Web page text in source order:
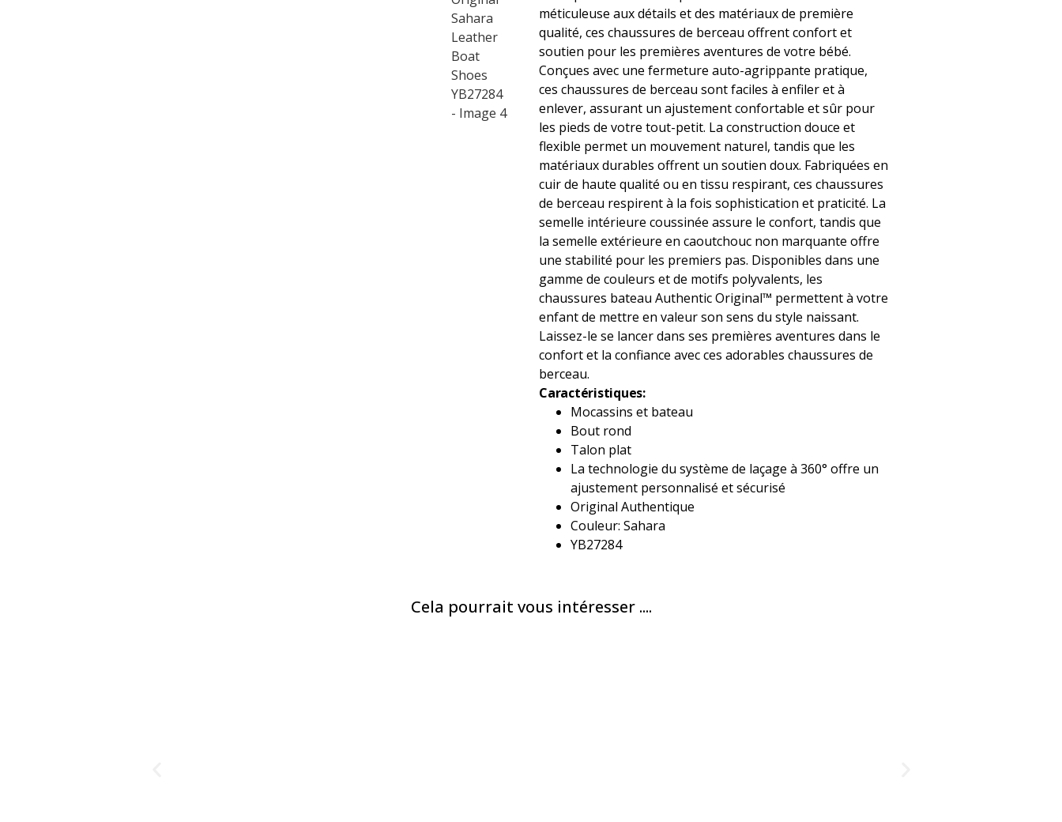
méticuleuse aux détails et des matériaux de première
qualité, ces chaussures de berceau offrent confort et
soutien pour les premières aventures de votre bébé.
Conçues avec une fermeture auto-agrippante pratique,
ces chaussures de berceau sont faciles à enfiler et à
enlever, assurant un ajustement confortable et sûr pour
les pieds de votre tout-petit. La construction douce et
flexible permet un mouvement naturel, tandis que les
matériaux durables offrent un soutien doux. Fabriquées en
cuir de haute qualité ou en tissu respirant, ces chaussures
de berceau respirent à la fois sophistication et praticité. La
semelle intérieure coussinée assure le confort, tandis que
la semelle extérieure en caoutchouc non marquante offre
une stabilité pour les premiers pas. Disponibles dans une
gamme de couleurs et de motifs polyvalents, les
chaussures bateau Authentic Original™ permettent à votre
enfant de mettre en valeur son sens du style naissant.
Laissez-le se lancer dans ses premières aventures dans le
confort et la confiance avec ces adorables chaussures de
berceau.
Caractéristiques:
Mocassins et bateau
Bout rond
Talon plat
La technologie du système de laçage à 360° offre un
ajustement personnalisé et sécurisé
Original Authentique
Couleur: Sahara
YB27284
Cela pourrait vous intéresser ....